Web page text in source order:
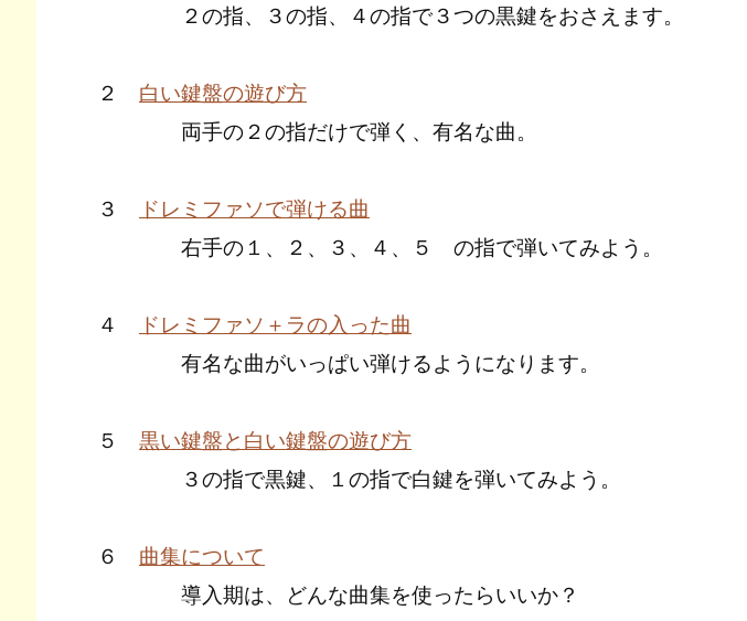
２の指、３の指、４の指で３つの黒鍵をおさえます。
２ 白い鍵盤の遊び方
両手の２の指だけで弾く、有名な曲。
３
ドレミファソで弾ける曲
右手の１、２、３、４、５ の指で弾いてみよう。
４
ドレミファソ＋ラの入った曲
有名な曲がいっぱい弾けるようになります。
５ 黒い鍵盤と白い鍵盤の遊び方
３の指で黒鍵、１の指で白鍵を弾いてみよう。
６ 曲集について
導入期は、どんな曲集を使ったらいいか？